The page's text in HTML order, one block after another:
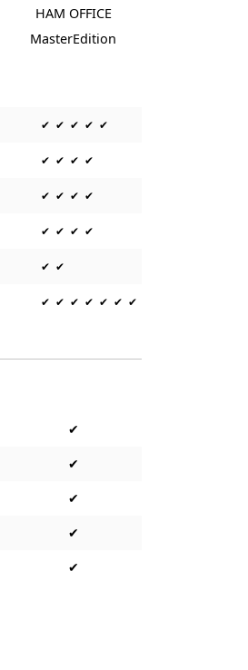
HAM OFFICE
MasterEdition
✔ ✔ ✔ ✔ ✔
✔ ✔ ✔ ✔
✔ ✔ ✔ ✔
✔ ✔ ✔ ✔
✔ ✔
✔ ✔ ✔ ✔ ✔ ✔ ✔
✔
✔
✔
✔
✔